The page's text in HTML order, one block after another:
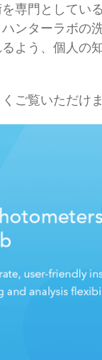
専門としてい
ンターラボの
よう、個人の
ご覧いただけま